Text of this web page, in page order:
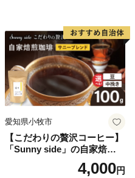
愛知県小牧市
【こだわりの贅沢コーヒー】
「Sunny side」の自家焙煎珈
琲サニーブレンド（100g）
4,000円